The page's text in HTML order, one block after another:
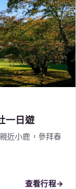
一日遊
近小鹿，參拜春
查看行程→